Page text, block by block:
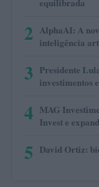
2 AlphaAI: A
inteligência
3 Presidente
investimentos
4 MAG
Invest e
5 David Ortiz: